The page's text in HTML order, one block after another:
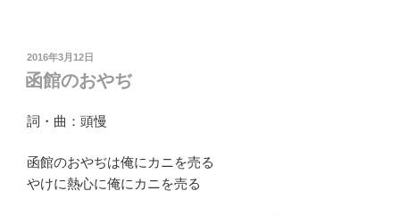
投
稿
日:
2016年3月12日
函館のおやぢ
詞・曲：頭慢
函館のおやぢは俺にカニを売る
やけに熱心に俺にカニを売る